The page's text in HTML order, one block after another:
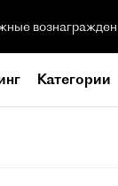
Категории